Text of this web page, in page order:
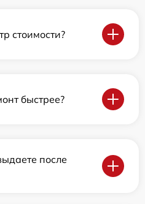
стоимости?
быстрее?
после